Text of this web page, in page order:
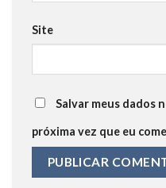
Site
Salvar meus dados
próxima vez que eu